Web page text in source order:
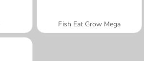
Fish Eat Grow Mega